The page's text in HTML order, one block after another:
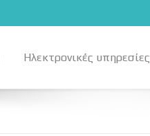
Ηλεκτρονικές υπηρεσίες